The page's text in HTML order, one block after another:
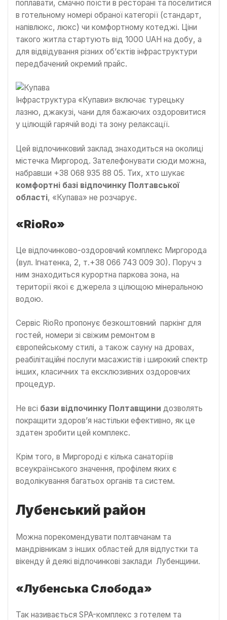
поплавати, смачно поїсти в ресторані та поселитися
в готельному номері обраної категорії (стандарт,
напівлюкс, люкс) чи комфортному котеджі. Ціни
такого житла стартують від 1000 UAH на добу, а
для відвідування різних об’єктів інфраструктури
передбачений окремий прайс.
Інфраструктура «Купави» включає турецьку
лазню, джакузі, чани для бажаючих оздоровитися
у цілющій гарячій воді та зону релаксації.
Цей відпочинковий заклад знаходиться на околиці
містечка Миргород. Зателефонувати сюди можна,
набравши +38 068 935 88 05. Тих, хто шукає
комфортні базі відпочинку Полтавської
області, «Купава» не розчарує.
«RioRo»
Це відпочинково-оздоровчий комплекс Миргорода
(вул. Ігнатенка, 2, т.+38 066 743 009 30). Поруч з
ним знаходиться курортна паркова зона, на
території якої є джерела з цілющою мінеральною
водою.
Сервіс RioRo пропонує безкоштовний паркінг для
гостей, номери зі свіжим ремонтом в
європейському стилі, а також сауну на дровах,
реабілітаційні послуги масажистів і широкий спектр
інших, класичних та ексклюзивних оздоровчих
процедур.
Не всі бази відпочинку Полтавщини дозволять
покращити здоров’я настільки ефективно, як це
здатен зробити цей комплекс.
Крім того, в Миргороді є кілька санаторіїв
всеукраїнського значення, профілем яких є
водолікування багатьох органів та систем.
Лубенський район
Можна порекомендувати полтавчанам та
мандрівникам з інших областей для відпустки та
вікенду й деякі відпочинкові заклади Лубенщини.
«Лубенська Слобода»
Так називається SPA-комплекс з готелем та